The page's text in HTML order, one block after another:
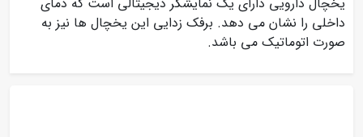
داخلی را نشان می دهد. برفک زدایی این یخچال ها نیز به
صورت اتوماتیک می باشد.